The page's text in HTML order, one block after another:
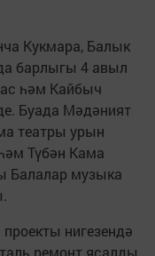
Кукмара, Балык
барлыгы 4 авыл
һәм Кайбыч
Буада Мәдәният
театры урын
Түбән Кама
Балалар музыка
нигезендә
ремонт ясалды,